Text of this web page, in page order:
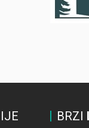
BRZI